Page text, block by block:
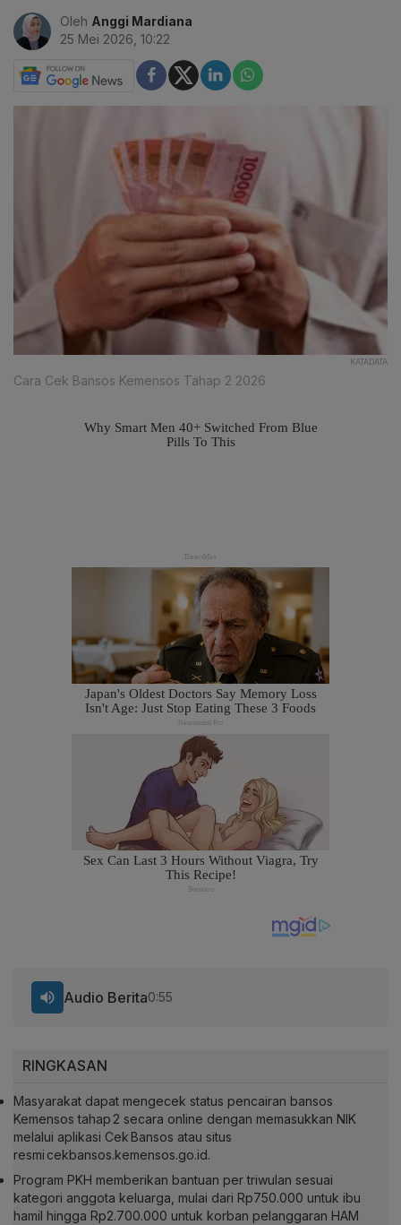
Oleh Anggi Mardiana
25 Mei 2026, 10:22
KATADATA
Cara Cek Bansos Kemensos Tahap 2 2026
RINGKASAN
Masyarakat dapat mengecek status pencairan bansos
Kemensos tahap 2 secara online dengan memasukkan NIK
melalui aplikasi Cek Bansos atau situs
resmi cekbansos.kemensos.go.id.
Program PKH memberikan bantuan per triwulan sesuai
kategori anggota keluarga, mulai dari Rp750.000 untuk ibu
hamil hingga Rp2.700.000 untuk korban pelanggaran HAM
Audio Berita0:55